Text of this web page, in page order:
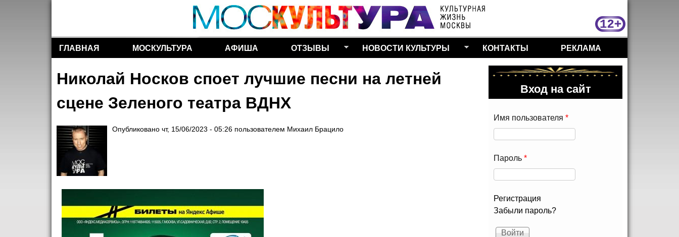
Перейти к основному
содержанию
Разделы сайта
ГЛАВНАЯ МОСКУЛЬТУРА АФИША ОТЗЫВЫ НОВОСТИ КУЛЬТУРЫ КОНТАКТЫ РЕКЛАМА
Николай Носков споет лучшие песни на летней
сцене Зеленого театра ВДНХ
Опубликовано чт, 15/06/2023 - 05:26 пользователем Михаил Брацило
Вход на сайт
Имя пользователя *
Пароль *
Регистрация
Забыли пароль?